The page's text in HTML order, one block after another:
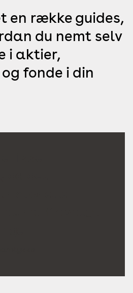
en række guides,
du nemt selv
i aktier,
fonde i din